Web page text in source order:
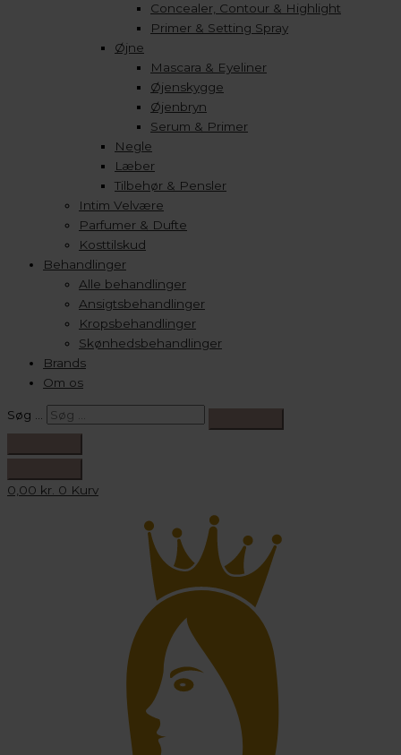
Concealer, Contour & Highlight
Primer & Setting Spray
Øjne
Mascara & Eyeliner
Øjenskygge
Øjenbryn
Serum & Primer
Negle
Læber
Tilbehør & Pensler
Intim Velvære
Parfumer & Dufte
Kosttilskud
Behandlinger
Alle behandlinger
Ansigtsbehandlinger
Kropsbehandlinger
Skønhedsbehandlinger
Brands
Om os
Søg …
0,00 kr. 0 Kurv